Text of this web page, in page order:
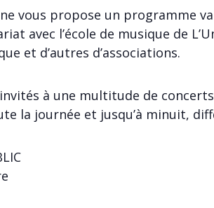
vous propose un programme
avec l’école de musique de
et d’autres d’associations.
à une multitude de
la journée et jusqu’à minuit,